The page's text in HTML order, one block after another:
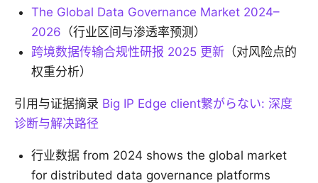
The Global Data Governance Market 2024–
2026 （行业区间与渗透率预测）
跨境数据传输合规性研报 2025 更新 （对风险点的
权重分析）
引用与证据摘录 Big IP Edge client繋がらない: 深度
诊断与解决路径
行业数据 from 2024 shows the global market
for distributed data governance platforms